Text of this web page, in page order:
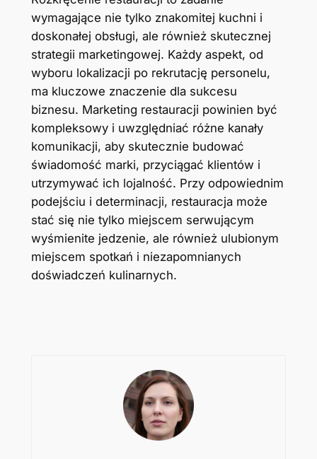
wymagające nie tylko znakomitej kuchni i
doskonałej obsługi, ale również skutecznej
strategii marketingowej. Każdy aspekt, od
wyboru lokalizacji po rekrutację personelu,
ma kluczowe znaczenie dla sukcesu
biznesu. Marketing restauracji powinien być
kompleksowy i uwzględniać różne kanały
komunikacji, aby skutecznie budować
świadomość marki, przyciągać klientów i
utrzymywać ich lojalność. Przy odpowiednim
podejściu i determinacji, restauracja może
stać się nie tylko miejscem serwującym
wyśmienite jedzenie, ale również ulubionym
miejscem spotkań i niezapomnianych
doświadczeń kulinarnych.